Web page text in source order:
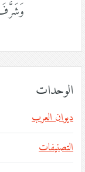
الوحدات
ديوان العرب
التصنيفات